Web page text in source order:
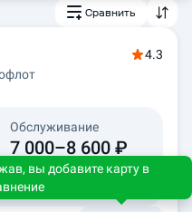
Сравнить
4.3
Обслуживание
7 000–8 600 ₽
Далее
вы добавите карту в